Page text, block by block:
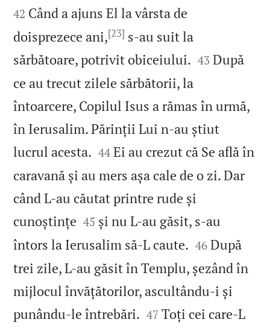
42 Când a ajuns El la vârsta de
doisprezece ani,[23] s‑au suit la
sărbătoare, potrivit obiceiului. 

43 După
ce au trecut zilele sărbătorii, la
întoarcere, Copilul Isus a rămas în urmă,
în Ierusalim. Părinții Lui n‑au știut
lucrul acesta. 

44 Ei au crezut că Se află în
caravană și au mers așa cale de o zi. Dar
când L‑au căutat printre rude și
cunoștințe 

45 și nu L‑au găsit, s‑au
întors la Ierusalim să‑L caute. 

46 După
trei zile, L‑au găsit în Templu, șezând în
mijlocul învățătorilor, ascultându‑i și
punându‑le întrebări. 

47 Toți cei care‑L